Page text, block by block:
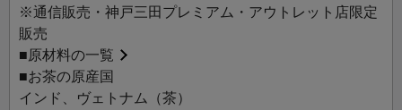
※通信販売・神戸三田プレミアム・アウトレット店限定
販売
■原材料の一覧
■お茶の原産国
インド、ヴェトナム（茶）